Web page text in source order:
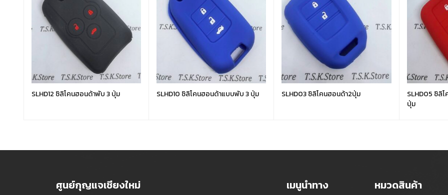
SLHD12 ซิลิโคนฮอนด้าพับ 3 ปุ่ม SLHD10 ซิลิโคนฮอนด้าแบบพับ 3 ปุ่ม SLHD03 ซิลิโคนฮอนด้า2ปุ่ม
SLHD05 ซิลิ
ปุ่ม
ศูนย์กุญแจเชียงใหม่ เมนูนำทาง หมวดสินค้า